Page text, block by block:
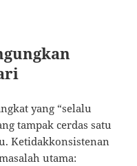
yang “selalu
tampak cerdas satu
Ketidakkonsistenan
utama: